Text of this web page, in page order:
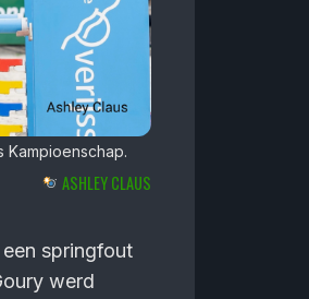
Kampioenschap.
ASHLEY CLAUS
springfout
werd